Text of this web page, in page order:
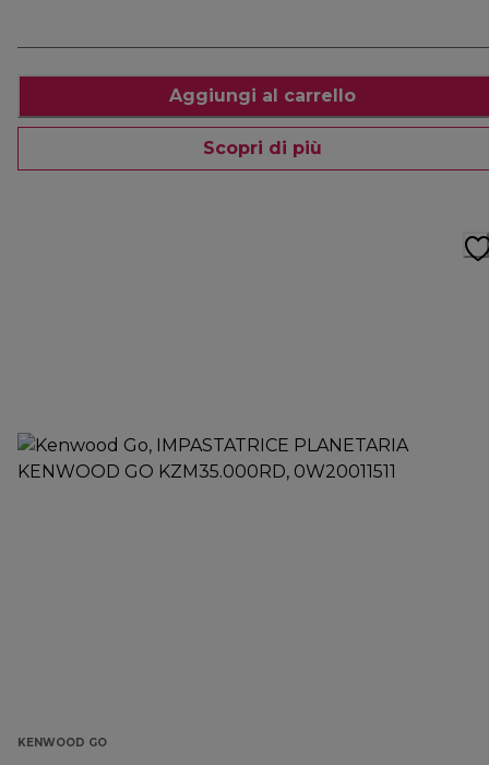
Aggiungi al carrello
Scopri di più
KENWOOD GO